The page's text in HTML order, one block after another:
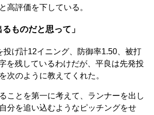
高評価を下している。
るものだと思って」
げ計12イニング、防御率1.50、被打
を残しているわけだが、平良は先発投
次のように教えてくれた。
ことを第一に考えて、ランナーを出し
分を追い込むようなピッチングをせ